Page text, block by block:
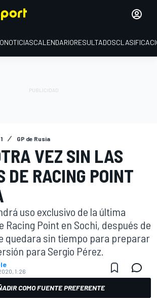
NOTICIASCALENDARIORESULTADOS
GP de Rusia
VEZ SIN LAS
DE RACING POINT
uso exclusivo de la última
Racing Point en Sochi, después de
quedara sin tiempo para preparar
para Sergio Pérez.
1:26
COMO FUENTE PREFERENTE